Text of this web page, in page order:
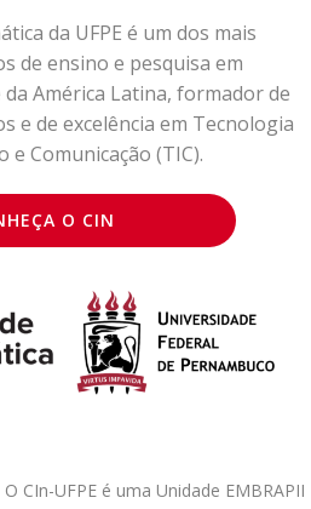
da UFPE é um dos mais
de ensino e pesquisa em
América Latina, formador de
e de excelência em Tecnologia
e Comunicação (TIC).
O CIN
O CIn-UFPE é uma Unidade EMBRAPII